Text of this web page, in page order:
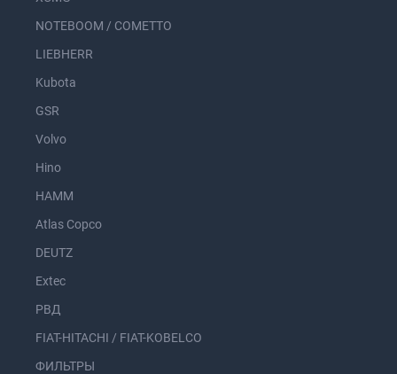
NOTEBOOM / COMETTO
LIEBHERR
Kubota
GSR
Volvo
Hino
HAMM
Atlas Copco
DEUTZ
Extec
РВД
FIAT-HITACHI / FIAT-KOBELCO
ФИЛЬТРЫ